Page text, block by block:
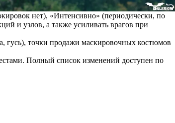
нет), «Интенсивно» (периодически, по
и узлов, а также усиливать врагов при
гусь), точки продажи маскировочных костюмов
Полный список изменений доступен по